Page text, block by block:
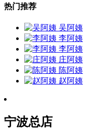
热门推荐
吴阿姨
李阿姨
李阿姨
庄阿姨
陈阿姨
赵阿姨
宁波总店